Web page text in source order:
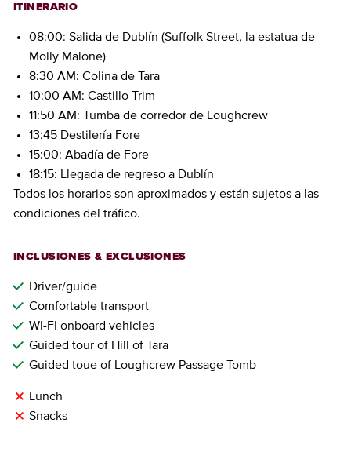
ITINERARIO
08:00: Salida de Dublín (Suffolk Street, la estatua de
Molly Malone)
8:30 AM: Colina de Tara
10:00 AM: Castillo Trim
11:50 AM: Tumba de corredor de Loughcrew
13:45 Destilería Fore
15:00: Abadía de Fore
18:15: Llegada de regreso a Dublín
Todos los horarios son aproximados y están sujetos a las
condiciones del tráfico.
INCLUSIONES & EXCLUSIONES
Driver/guide
Comfortable transport
WI-FI onboard vehicles
Guided tour of Hill of Tara
Guided toue of Loughcrew Passage Tomb
Lunch
Snacks